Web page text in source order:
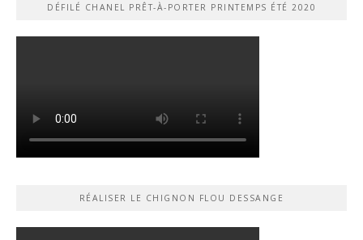
DÉFILÉ CHANEL PRÊT-À-PORTER PRINTEMPS ÉTÉ 2020
RÉALISER LE CHIGNON FLOU DESSANGE